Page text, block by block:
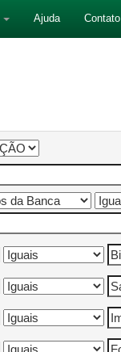
Ajuda Contato